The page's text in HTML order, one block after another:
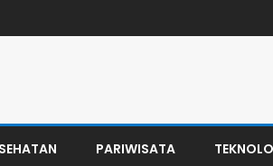
PARIWISATA